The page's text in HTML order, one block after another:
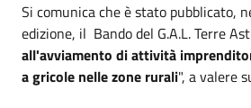
Si comunica che è stato pubblicato,
edizione, il Bando del G.A.L. Terre
all'avviamento di attività
a gricole nelle zone rurali", a valere